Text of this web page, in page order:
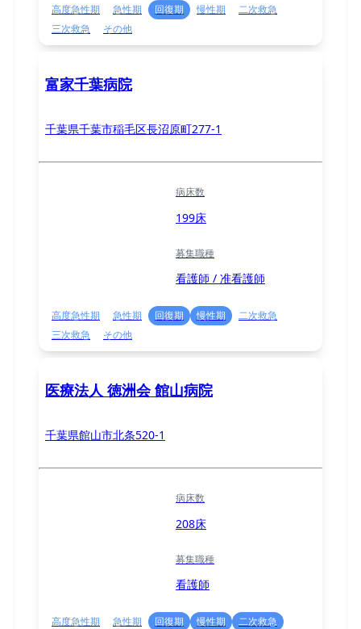
高度急性期 急性期 回復期 慢性期
二次救急
三次救急
その他
富家千葉病院
千葉県千葉市稲毛区長沼原町277-1
病床数
199床
募集職種
看護師 / 准看護師
高度急性期 急性期 回復期 慢性期
二次救急
三次救急
その他
医療法人 徳洲会 館山病院
千葉県館山市北条520-1
病床数
208床
募集職種
看護師
高度急性期 急性期 回復期 慢性期
二次救急